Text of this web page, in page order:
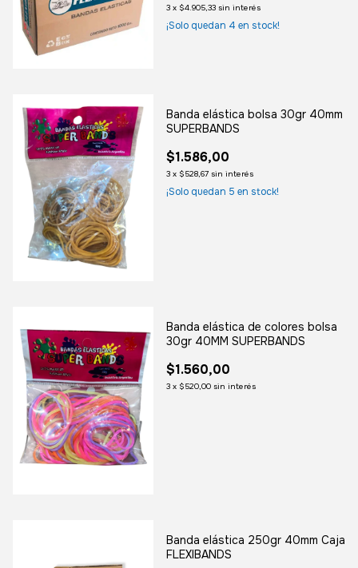
3 x $4.905,33 sin interés
¡Solo quedan 4 en stock!
Banda elástica bolsa 30gr 40mm
SUPERBANDS
$1.586,00
3 x $528,67 sin interés
¡Solo quedan 5 en stock!
Banda elástica de colores bolsa
30gr 40MM SUPERBANDS
$1.560,00
3 x $520,00 sin interés
Banda elástica 250gr 40mm Caja
FLEXIBANDS